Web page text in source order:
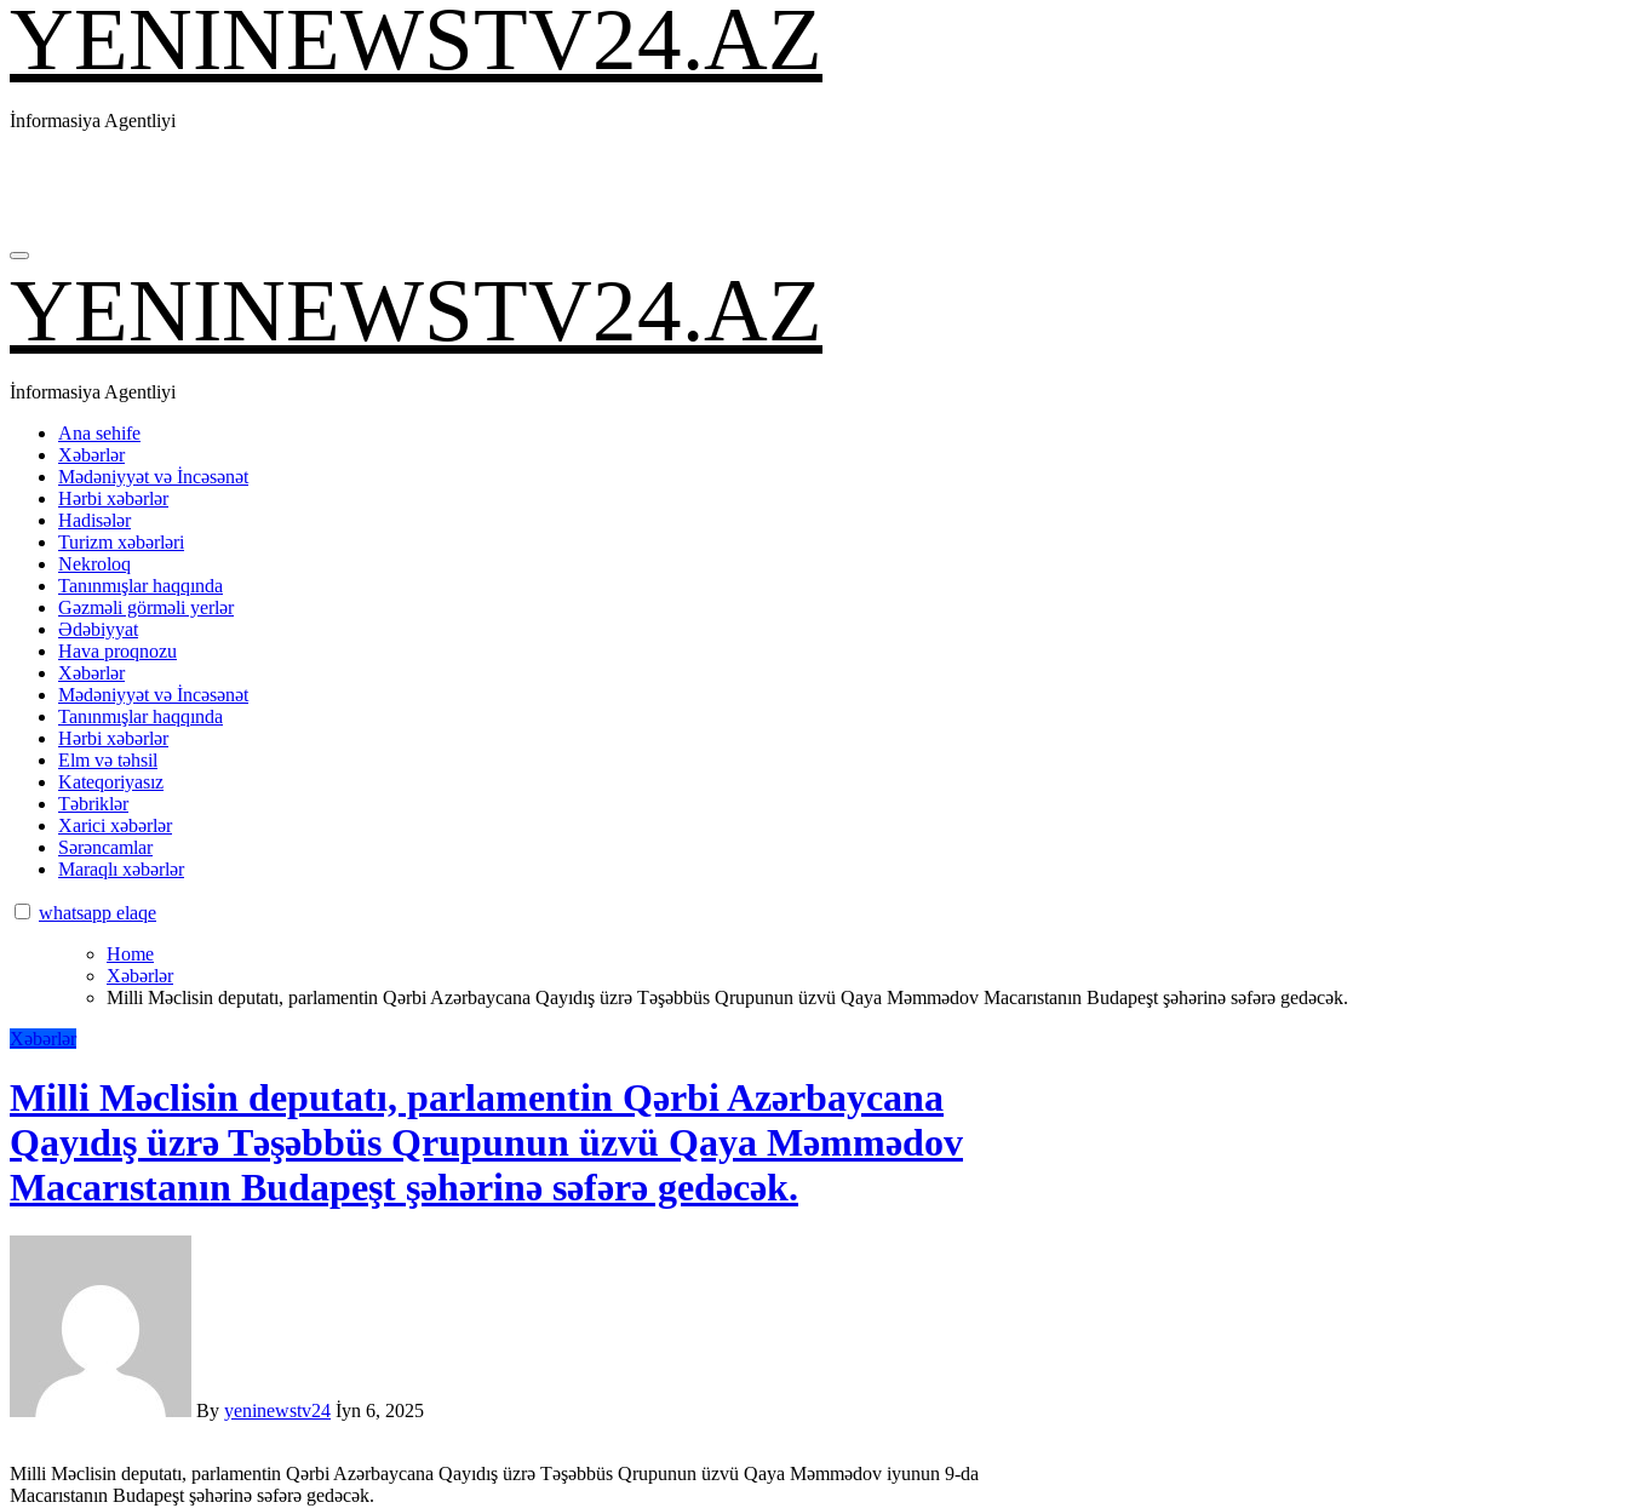
YENINEWSTV24.AZ
İnformasiya Agentliyi
YENINEWSTV24.AZ
İnformasiya Agentliyi
Ana sehife
Xəbərlər
Mədəniyyət və İncəsənət
Hərbi xəbərlər
Hadisələr
Turizm xəbərləri
Nekroloq
Tanınmışlar haqqında
Gəzməli görməli yerlər
Ədəbiyyat
Hava proqnozu
Xəbərlər
Mədəniyyət və İncəsənət
Tanınmışlar haqqında
Hərbi xəbərlər
Elm və təhsil
Kateqoriyasız
Təbriklər
Xarici xəbərlər
Sərəncamlar
Maraqlı xəbərlər
whatsapp elaqe
Home
Xəbərlər
Milli Məclisin deputatı, parlamentin Qərbi Azərbaycana Qayıdış üzrə Təşəbbüs Qrupunun üzvü Qaya Məmmədov Macarıstanın Budapeşt şəhərinə səfərə gedəcək.
Xəbərlər
Milli Məclisin deputatı, parlamentin Qərbi Azərbaycana
Qayıdış üzrə Təşəbbüs Qrupunun üzvü Qaya Məmmədov
Macarıstanın Budapeşt şəhərinə səfərə gedəcək.
By yeninewstv24 İyn 6, 2025
Milli Məclisin deputatı, parlamentin Qərbi Azərbaycana Qayıdış üzrə Təşəbbüs Qrupunun üzvü Qaya Məmmədov iyunun 9-da
Macarıstanın Budapeşt şəhərinə səfərə gedəcək.